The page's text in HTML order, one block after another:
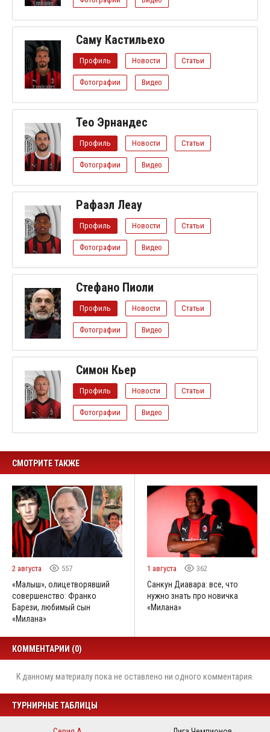
Саму Кастильехо
Профиль Новости Статьи
Фотографии Видео
Тео Эрнандес
Профиль Новости Статьи
Фотографии Видео
Рафаэл Леау
Профиль Новости Статьи
Фотографии Видео
Стефано Пиоли
Профиль Новости Статьи
Фотографии Видео
Симон Кьер
Профиль Новости Статьи
Фотографии Видео
СМОТРИТЕ ТАКЖЕ
2 августа 557
«Малыш», олицетворявший
совершенство: Франко
Барези, любимый сын
«Милана»
1 августа 362
Санкун Диавара: все, что
нужно знать про новичка
«Милана»
КОММЕНТАРИИ (0)
К данному материалу пока не оставлено ни одного комментария.
ТУРНИРНЫЕ ТАБЛИЦЫ